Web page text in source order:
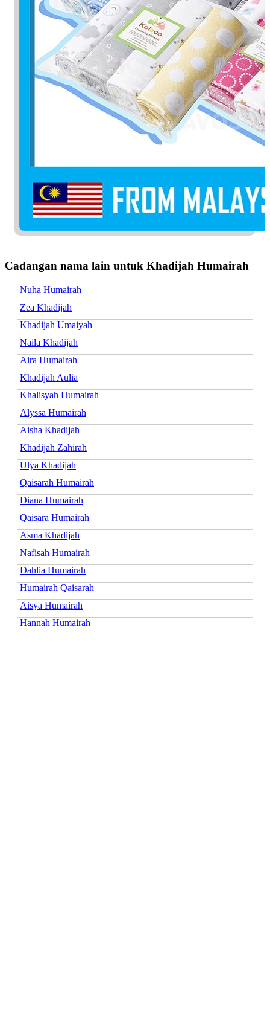
Cadangan nama lain untuk Khadijah Humairah
Nuha Humairah
Zea Khadijah
Khadijah Umaiyah
Naila Khadijah
Aira Humairah
Khadijah Aulia
Khalisyah Humairah
Alyssa Humairah
Aisha Khadijah
Khadijah Zahirah
Ulya Khadijah
Qaisarah Humairah
Diana Humairah
Qaisara Humairah
Asma Khadijah
Nafisah Humairah
Dahlia Humairah
Humairah Qaisarah
Aisya Humairah
Hannah Humairah